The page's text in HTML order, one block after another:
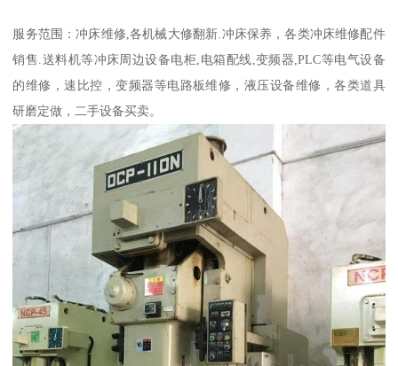
服务范围：冲床维修,各机械大修翻新.冲床保养，各类冲床维修配件
销售.送料机等冲床周边设备电柜,电箱配线,变频器,PLC等电气设备
的维修，速比控，变频器等电路板维修，液压设备维修，各类道具
研磨定做，二手设备买卖。